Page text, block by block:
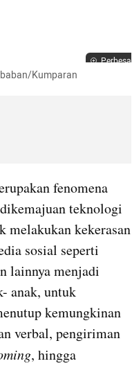
Perbesar
Kumparan
fenomena
teknologi
melakukan kekerasan
sosial seperti
lainnya menjadi
anak, untuk
kemungkinan
verbal, pengiriman
, hingga